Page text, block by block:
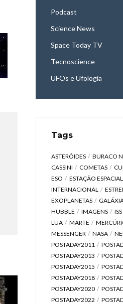
Podcast
Science News
Space Today TV
Tecnoscience
UFOs e Ufologia
Tags
ASTERÓIDES
BURACO
CASSINI
COMETAS
ESO
ESTAÇÃO ESPACIAL
INTERNACIONAL
EXOPLANETAS
HUBBLE
IMAGENS ISS
LUA
MARTE
MESSENGER
NASA
POSTADAY2011
POSTADAY2013
POSTADAY2015
POSTADAY2018
POSTADAY2020
POSTADAY2022